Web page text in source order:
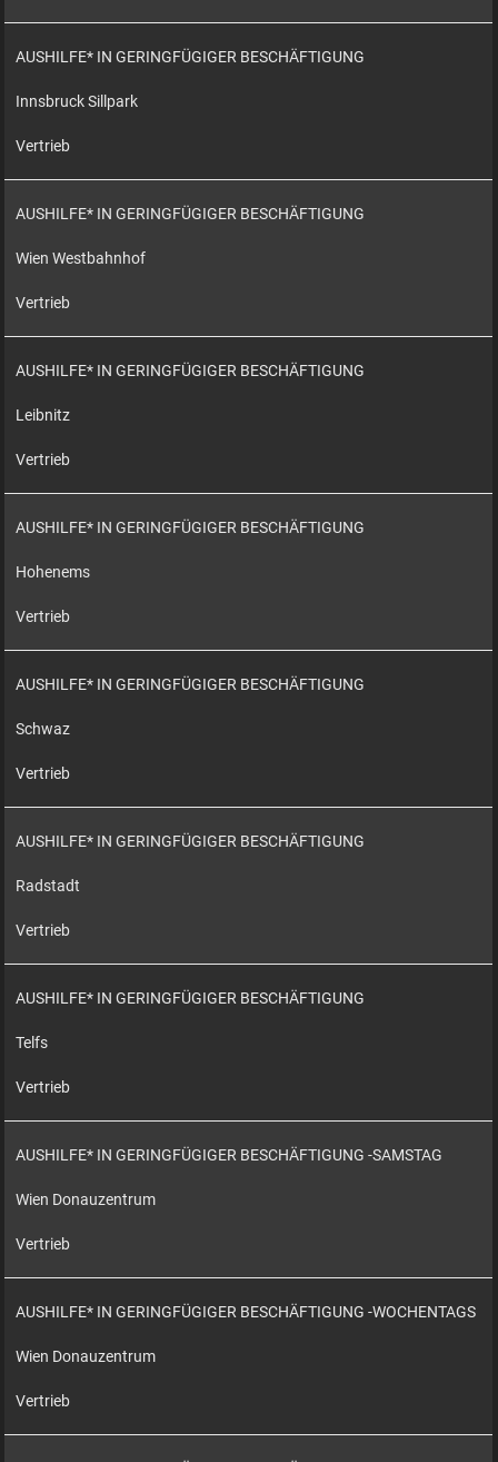
AUSHILFE* IN GERINGFÜGIGER BESCHÄFTIGUNG
Innsbruck Sillpark
Vertrieb
AUSHILFE* IN GERINGFÜGIGER BESCHÄFTIGUNG
Wien Westbahnhof
Vertrieb
AUSHILFE* IN GERINGFÜGIGER BESCHÄFTIGUNG
Leibnitz
Vertrieb
AUSHILFE* IN GERINGFÜGIGER BESCHÄFTIGUNG
Hohenems
Vertrieb
AUSHILFE* IN GERINGFÜGIGER BESCHÄFTIGUNG
Schwaz
Vertrieb
AUSHILFE* IN GERINGFÜGIGER BESCHÄFTIGUNG
Radstadt
Vertrieb
AUSHILFE* IN GERINGFÜGIGER BESCHÄFTIGUNG
Telfs
Vertrieb
AUSHILFE* IN GERINGFÜGIGER BESCHÄFTIGUNG -SAMSTAG
Wien Donauzentrum
Vertrieb
AUSHILFE* IN GERINGFÜGIGER BESCHÄFTIGUNG -WOCHENTAGS
Wien Donauzentrum
Vertrieb